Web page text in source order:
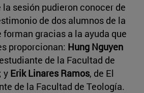
sesión pudieron conocer de
de dos alumnos de la
forman gracias a la ayuda que
proporcionan: Hung Nguyen
de la Facultad de
y Erik Linares Ramos, de El
de la Facultad de Teología.